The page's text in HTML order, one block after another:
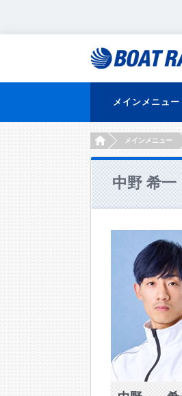
メインメニュー
HOMEメインメニュー
中野 希一